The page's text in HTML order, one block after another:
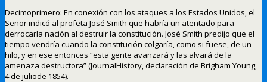
Decimoprimero: En conexión con los ataques a los Estados Unidos, el
Señor indicó al profeta José Smith que habría un atentado para
derrocarla nación al destruir la constitución. José Smith predijo que el
tiempo vendría cuando la constitución colgaría, como si fuese, de un
hilo, y en ese entonces “esta gente avanzará y las alvará de la
amenaza destructora” (JournalHistory, declaración de Brigham Young,
4 de juliode 1854).